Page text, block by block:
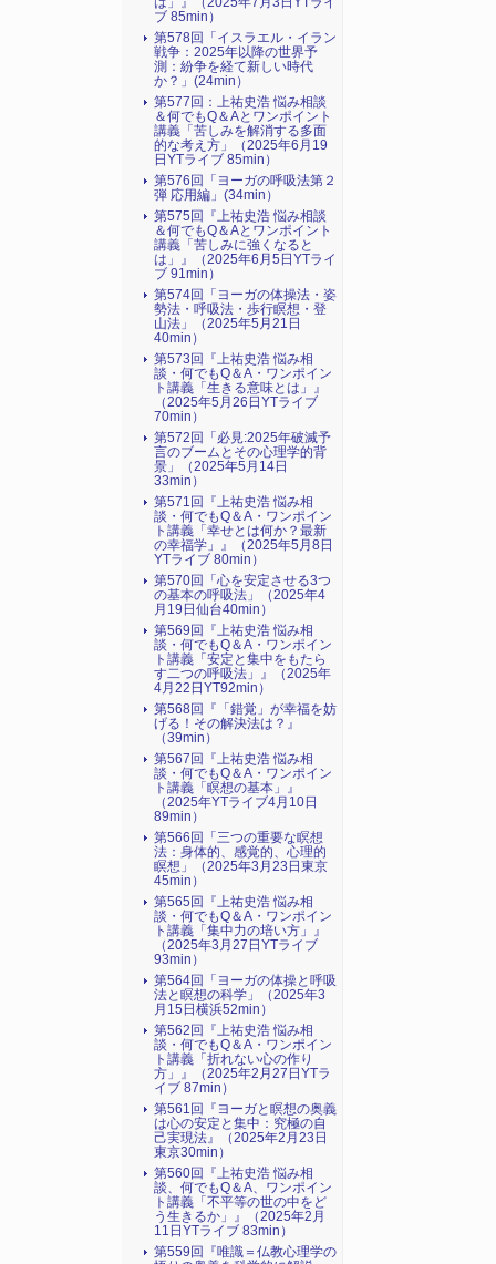
ブ 85min）
第578回「イスラエル・イラン
戦争：2025年以降の世界予
測：紛争を経て新しい時代
か？」(24min）
第577回：上祐史浩 悩み相談
＆何でもQ＆Aとワンポイント
講義「苦しみを解消する多面
的な考え方」（2025年6月19
日YTライブ 85min）
第576回「ヨーガの呼吸法第２
弾 応用編」(34min）
第575回『上祐史浩 悩み相談
＆何でもQ＆Aとワンポイント
講義「苦しみに強くなると
は」』（2025年6月5日YTライ
ブ 91min）
第574回「ヨーガの体操法・姿
勢法・呼吸法・歩行瞑想・登
山法」（2025年5月21日
40min）
第573回『上祐史浩 悩み相
談・何でもQ＆A・ワンポイン
ト講義「生きる意味とは」』
（2025年5月26日YTライブ
70min）
第572回「必見:2025年破滅予
言のブームとその心理学的背
景」（2025年5月14日
33min）
第571回『上祐史浩 悩み相
談・何でもQ＆A・ワンポイン
ト講義「幸せとは何か？最新
の幸福学」』（2025年5月8日
YTライブ 80min）
第570回「心を安定させる3つ
の基本の呼吸法」（2025年4
月19日仙台40min）
第569回『上祐史浩 悩み相
談・何でもQ＆A・ワンポイン
ト講義「安定と集中をもたら
す二つの呼吸法」』（2025年
4月22日YT92min）
第568回『「錯覚」が幸福を妨
げる！その解決法は？』
（39min）
第567回『上祐史浩 悩み相
談・何でもQ＆A・ワンポイン
ト講義「瞑想の基本」』
（2025年YTライブ4月10日
89min）
第566回「三つの重要な瞑想
法：身体的、感覚的、心理的
瞑想」（2025年3月23日東京
45min）
第565回『上祐史浩 悩み相
談・何でもQ＆A・ワンポイン
ト講義「集中力の培い方」』
（2025年3月27日YTライブ
93min）
第564回「ヨーガの体操と呼吸
法と瞑想の科学」（2025年3
月15日横浜52min）
第562回『上祐史浩 悩み相
談・何でもQ＆A・ワンポイン
ト講義「折れない心の作り
方」』（2025年2月27日YTラ
イブ 87min）
第561回『ヨーガと瞑想の奥義
は心の安定と集中：究極の自
己実現法』（2025年2月23日
東京30min）
第560回『上祐史浩 悩み相
談、何でもQ＆A、ワンポイン
ト講義「不平等の世の中をど
う生きるか」』（2025年2月
11日YTライブ 83min）
第559回『唯識＝仏教心理学の